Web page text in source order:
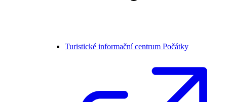
Turistické informační centrum Počátky